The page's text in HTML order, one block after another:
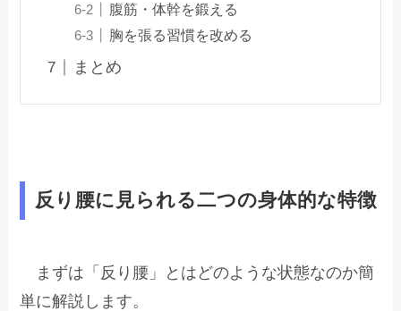
腹筋・体幹を鍛える
胸を張る習慣を改める
まとめ
反り腰に見られる二つの身体的な特徴
まずは「反り腰」とはどのような状態なのか簡
単に解説します。